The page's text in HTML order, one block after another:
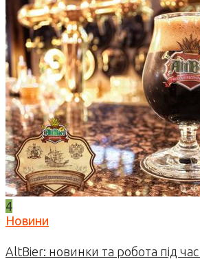
4
Новини
AltBier: новинки та робота під час